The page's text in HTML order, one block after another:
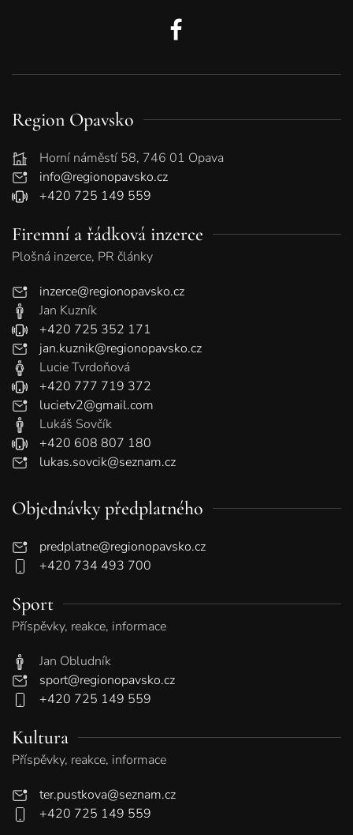
Region Opavsko
Horní náměstí 58, 746 01 Opava
info@regionopavsko.cz
+420 725 149 559
Firemní a řádková inzerce
Plošná inzerce, PR články
inzerce@regionopavsko.cz
Jan Kuzník
+420 725 352 171
jan.kuznik@regionopavsko.cz
Lucie Tvrdoňová
+420 777 719 372
lucietv2@gmail.com
Lukáš Sovčík
+420 608 807 180
lukas.sovcik@seznam.cz
Objednávky předplatného
predplatne@regionopavsko.cz
+420 734 493 700
Sport
Příspěvky, reakce, informace
Jan Obludník
sport@regionopavsko.cz
+420 725 149 559
Kultura
Příspěvky, reakce, informace
ter.pustkova@seznam.cz
+420 725 149 559